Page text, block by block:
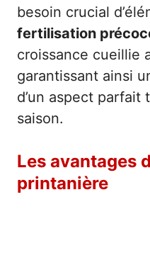
besoin crucial
fertilisation
croissance cueillie
garantissant ainsi
d’un aspect parfait
saison.
Les avantages
printanière